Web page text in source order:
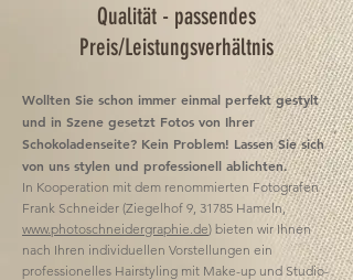
Qualität - passendes
Preis/Leistungsverhältnis
Wollten Sie schon immer einmal perfekt gestylt
und in Szene gesetzt Fotos von Ihrer
Schokoladenseite? Kein Problem! Lassen Sie sich
von uns stylen und professionell ablichten.
In Kooperation mit dem renommierten Fotografen
Frank Schneider (Ziegelhof 9, 31785 Hameln,
www.photoschneidergraphie.de) bieten wir Ihnen
nach Ihren individuellen Vorstellungen ein
professionelles Hairstyling mit Make-up und Studio-